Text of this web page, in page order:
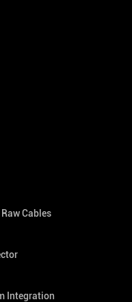
Cables
Integration